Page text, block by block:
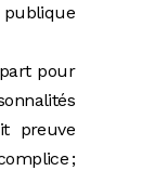
pour
preuve
;